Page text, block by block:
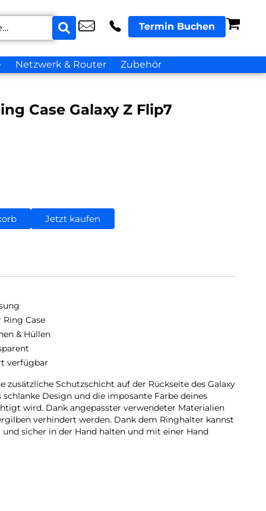
Termin Buchen
Netzwerk & Router Zubehör
Case Galaxy Z Flip7
Jetzt kaufen
Ring Case
& Hüllen
verfügbar
zusätzliche Schutzschicht auf der Rückseite des Galaxy
schlanke Design und die imposante Farbe deines
wird. Dank angepasster verwendeter Materialien
verhindert werden. Dank dem Ringhalter kannst
und sicher in der Hand halten und mit einer Hand